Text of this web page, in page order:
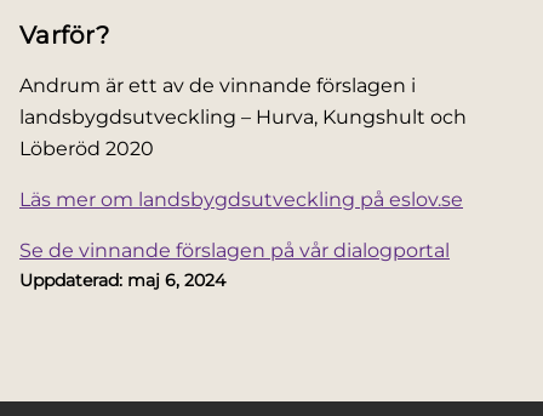
Varför?
Andrum är ett av de vinnande förslagen i
landsbygdsutveckling – Hurva, Kungshult och
Löberöd 2020
Läs mer om landsbygdsutveckling på eslov.se
Se de vinnande förslagen på vår dialogportal
Uppdaterad: maj 6, 2024